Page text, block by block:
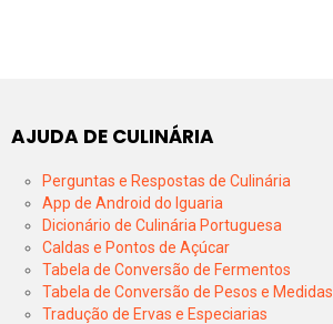
AJUDA DE CULINÁRIA
Perguntas e Respostas de Culinária
App de Android do Iguaria
Dicionário de Culinária Portuguesa
Caldas e Pontos de Açúcar
Tabela de Conversão de Fermentos
Tabela de Conversão de Pesos e Medidas
Tradução de Ervas e Especiarias